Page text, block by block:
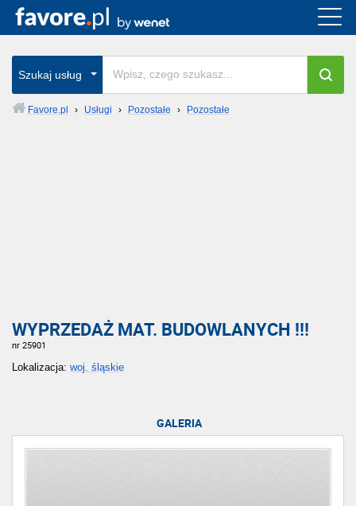
Szukaj usług
Favore.pl › Usługi › Pozostałe › Pozostałe
WYPRZEDAŻ MAT. BUDOWLANYCH !!!
nr 25901
Lokalizacja: woj. śląskie
GALERIA